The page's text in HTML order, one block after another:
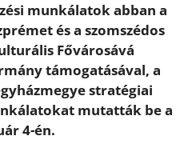
munkálatok abban a
és a szomszédos
Fővárosává
támogatásával, a
stratégiai
mutatták be a
4-én.